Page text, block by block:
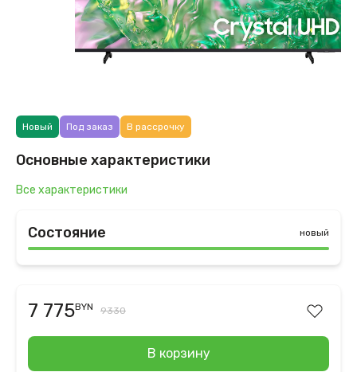
Новый Под заказ В рассрочку
Основные характеристики
Все характеристики
Состояние новый
7 775BYN 9330
В корзину